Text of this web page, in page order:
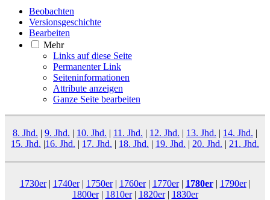
Beobachten
Versionsgeschichte
Bearbeiten
Mehr
Links auf diese Seite
Permanenter Link
Seiten­­informationen
Attribute anzeigen
Ganze Seite bearbeiten
8. Jhd. | 9. Jhd. | 10. Jhd. | 11. Jhd. | 12. Jhd. | 13. Jhd. | 14. Jhd. |
15. Jhd. |16. Jhd. | 17. Jhd. | 18. Jhd. | 19. Jhd. | 20. Jhd. | 21. Jhd.
1730er| 1740er| 1750er| 1760er| 1770er| 1780er| 1790er|
1800er| 1810er| 1820er| 1830er